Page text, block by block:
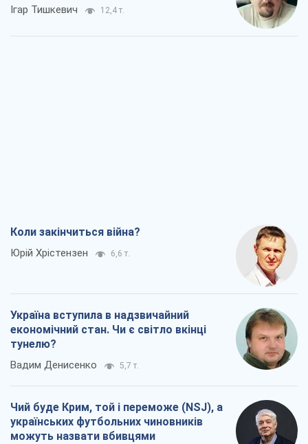
Ігар Тишкевич 12,4 т.
Коли закінчиться війна?
Юрій Хрістензен 6,6 т.
Україна вступила в надзвичайний
економічний стан. Чи є світло вкінці
тунелю?
Вадим Денисенко 5,7 т.
Чий буде Крим, той і переможе (NSJ), а
українських футбольних чиновників
можуть назвати вбивцями